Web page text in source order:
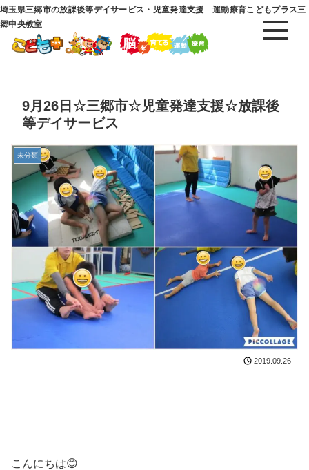
埼玉県三郷市の放課後等デイサービス・児童発達支援 運動療育こどもプラス三
郷中央教室
9月26日☆三郷市☆児童発達支援☆放課後
等デイサービス
未分類
2019.09.26
こんにちは😊